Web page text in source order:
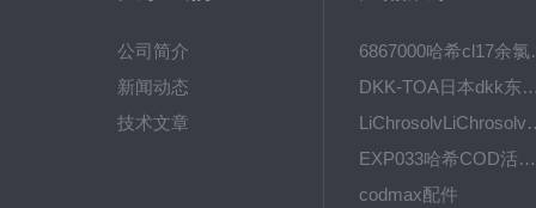
公司简介
新闻动态
技术文章
6867000
DKK-TOA日本dkk东亚电
EXP033哈希COD活塞泵价格 EXP033
codmax配件